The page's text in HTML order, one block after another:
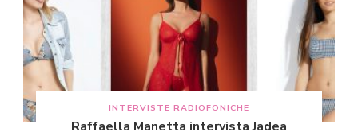
INTERVISTE RADIOFONICHE
Raffaella Manetta intervista Jadea